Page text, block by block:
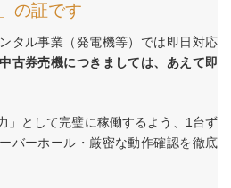
の証です
タル事業（発電機等）では即日対応
中古券売機につきましては、あえて即
」として完璧に稼働するよう、1台ず
バーホール・厳密な動作確認を徹底